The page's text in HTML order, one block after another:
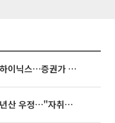
'불안과 기대 사이' 널뛰는 SK하이닉스…증권가 "HBM4·LTA 기반 펀터멘털 견고"
'나혼산' 류혜영, 고경표와 16년산 우정…"자취방서 부모님과 마주쳐"